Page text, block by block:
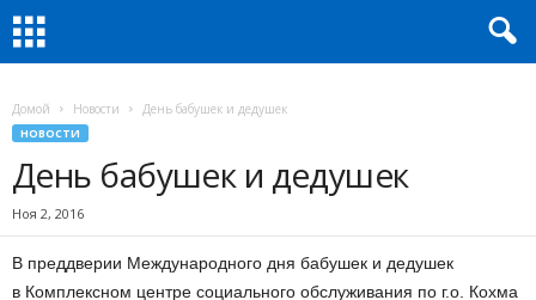
Домой Новости День бабушек и дедушек
НОВОСТИ
День бабушек и дедушек
Ноя 2, 2016
В преддверии Международного дня бабушек и дедушек
в Комплексном центре социального обслуживания по г.о. Кохма